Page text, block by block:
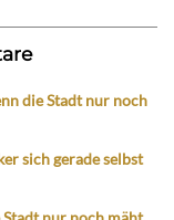
die Stadt nur noch
sich gerade selbst